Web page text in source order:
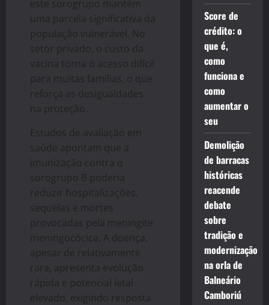
este sorogrupo mantém
uma parcela significativa da
população vulnerável. No
setor privado, o custo da
vacina torna o acesso difícil
para muitas famílias, o que
reforça as desigualdades
na proteção.
Estudos de avaliação em
saúde apontam que a
imunização contra o
sorogrupo B poderia
reduzir hospitalizações,
sequelas e mortes
provocadas pela meningite
meningocócica. A doença,
apesar de relativamente
rara, apresenta evolução
rápida e potencial letal
elevado, exigindo resposta
Score de
crédito: o
que é,
como
funciona e
como
aumentar o
seu
Demolição
de barracas
históricas
reacende
debate
sobre
tradição e
modernização
na orla de
Balneário
Camboriú